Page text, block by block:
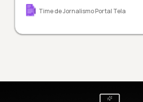
Time de Jornalismo Portal Tela